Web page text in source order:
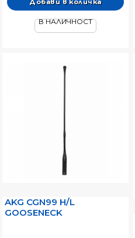
В НАЛИЧНОСТ
AKG CGN99 H/L
GOOSENECK